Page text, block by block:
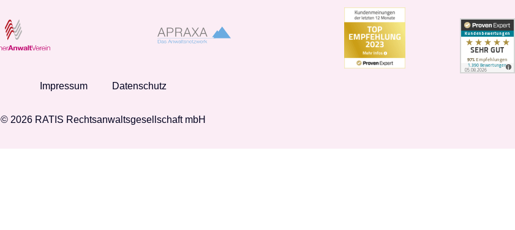
Impressum Datenschutz
© 2026 RATIS Rechtsanwaltsgesellschaft mbH